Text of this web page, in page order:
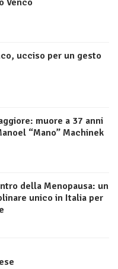
Venco
ucciso per un gesto
muore a 37 anni
“Mano” Machinek
della Menopausa: un
unico in Italia per